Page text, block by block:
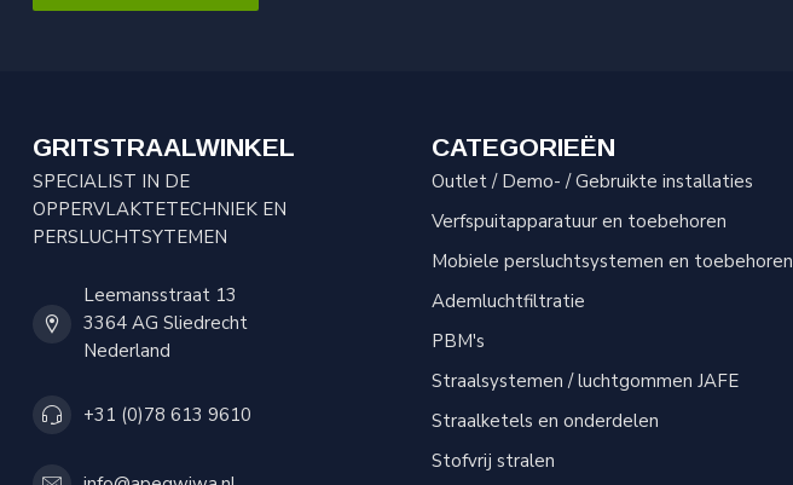
GRITSTRAALWINKEL
SPECIALIST IN DE
OPPERVLAKTETECHNIEK EN
PERSLUCHTSYTEMEN
Leemansstraat 13
3364 AG Sliedrecht
Nederland
+31 (0)78 613 9610
CATEGORIEËN
Outlet / Demo- / Gebruikte installaties
Verfspuitapparatuur en toebehoren
Mobiele persluchtsystemen en toebehoren
Ademluchtfiltratie
PBM's
Straalsystemen / luchtgommen JAFE
Straalketels en onderdelen
Stofvrij stralen